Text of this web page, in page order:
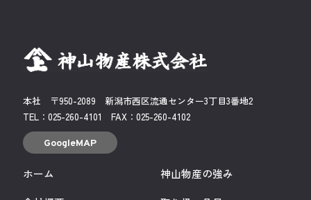
本社 〒950-2089 新潟市西区流通センター3丁目3番地2
TEL：025-260-4101 FAX：025-260-4102
GoogleMAP
ホーム
神山物産の強み